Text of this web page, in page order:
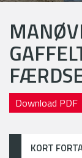
Download PDF
KORT